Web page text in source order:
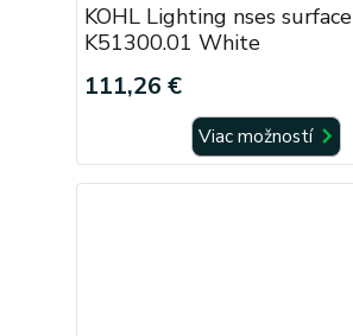
KOHL Lighting nses surface
K51300.01 White
111,26 €
Viac možností